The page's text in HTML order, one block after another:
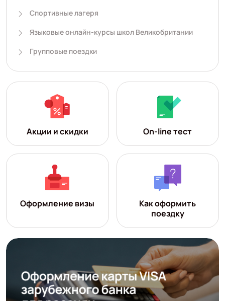
Спортивные лагеря
Языковые онлайн-курсы школ Великобритании
Групповые поездки
Акции и скидки On-line тест
Оформление визы
Как оформить
поездку